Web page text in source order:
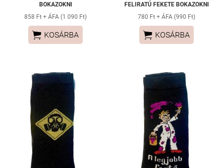
BOKAZOKNI
858 Ft + ÁFA (1 090 Ft)
 KOSÁRBA
FELIRATÚ FEKETE BOKAZOKNI
780 Ft + ÁFA (990 Ft)
 KOSÁRBA